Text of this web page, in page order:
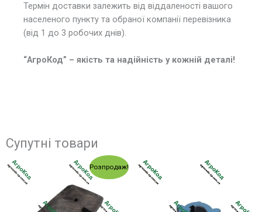
Термін доставки залежить від віддаленості вашого
населеного пункту та обраної компанії перевізника
(від 1 до 3 робочих днів).
“АгроКод” – якість та надійність у кожній деталі!
Супутні товари
Розпродаж!
Оригінальна
ціна:
9.00 грн..
Поточна
ціна: